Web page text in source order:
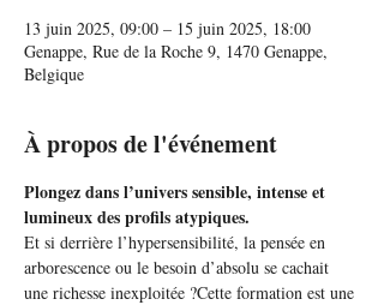
13 juin 2025, 09:00 – 15 juin 2025, 18:00
Genappe, Rue de la Roche 9, 1470 Genappe,
Belgique
À propos de l'événement
Plongez dans l’univers sensible, intense et
lumineux des profils atypiques.
Et si derrière l’hypersensibilité, la pensée en
arborescence ou le besoin d’absolu se cachait
une richesse inexploitée ?Cette formation est une